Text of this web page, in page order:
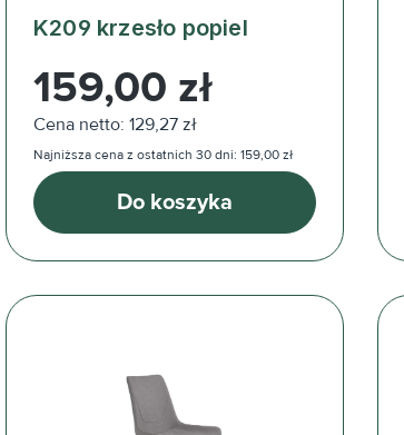
K209 krzesło popiel
Cena regularna:
159,00 zł
Cena netto: 129,27 zł
Najniższa cena z ostatnich 30 dni: 159,00 zł
Do koszyka